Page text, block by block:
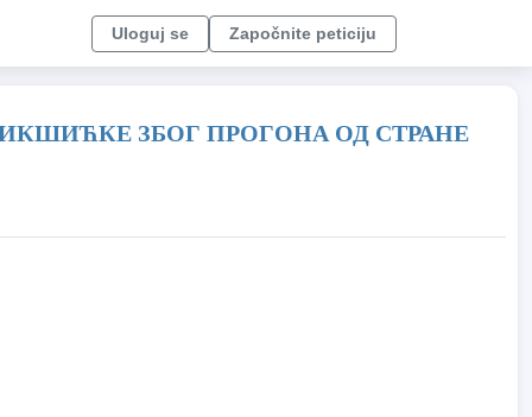
Uloguj se Započnite peticiju
ЗБОГ ПРОГОНА ОД СТРАНЕ